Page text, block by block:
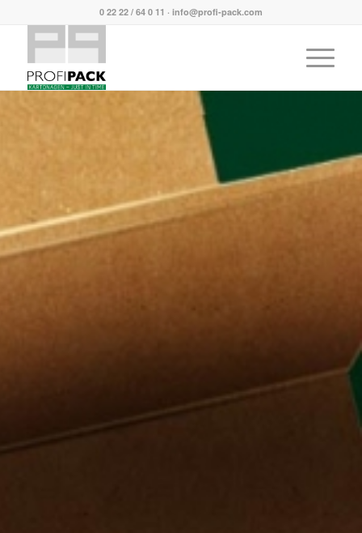
0 22 22 / 64 0 11 · info@profi-pack.com